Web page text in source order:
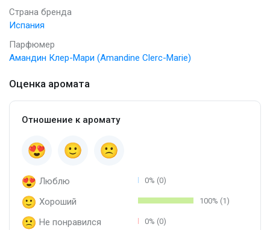
Страна бренда
Испания
Парфюмер
Амандин Клер-Мари (Amandine Clerc-Marie)
Оценка аромата
Отношение к аромату
Люблю 0% (0)
Хороший 100% (1)
Не понравился 0% (0)